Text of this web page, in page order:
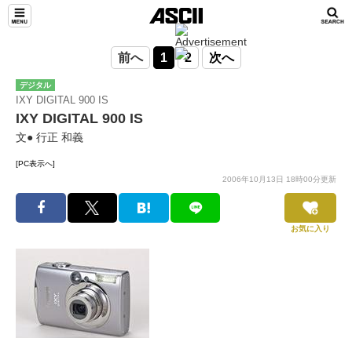
前へ 1 2 次へ
デジタル
IXY DIGITAL 900 IS
IXY DIGITAL 900 IS
文● 行正 和義
[PC表示へ]
2006年10月13日 18時00分更新
お気に入り